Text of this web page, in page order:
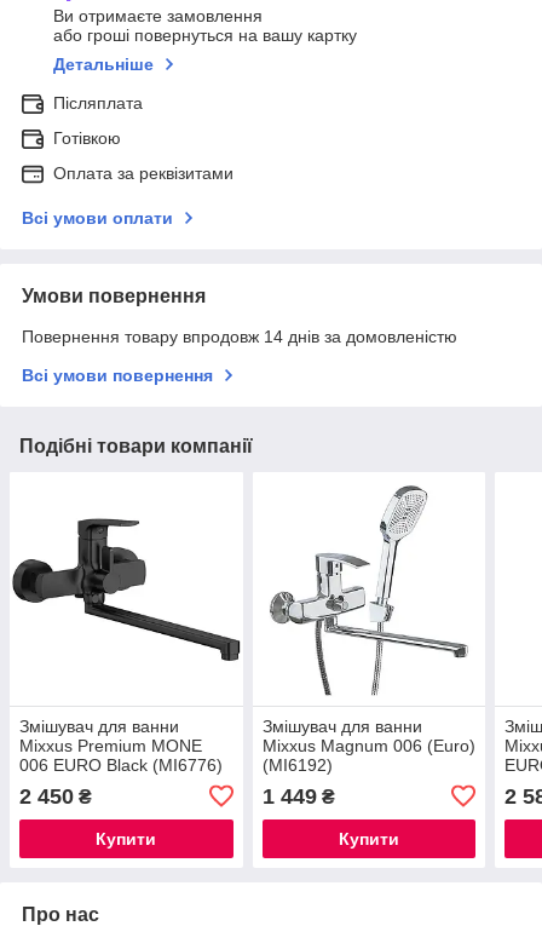
Ви отримаєте замовлення
або гроші повернуться на вашу картку
Детальніше
Післяплата
Готівкою
Оплата за реквізитами
Всі умови оплати
Умови повернення
Повернення товару впродовж 14 днів за домовленістю
Всі умови повернення
Подібні товари компанії
Змішувач для ванни
Mixxus Premium MONE
006 EURO Black (MI6776)
2 450 ₴
Купити
Змішувач для ванни
Mixxus Magnum 006 (Euro)
(MI6192)
1 449₴
Купити
2
Про нас